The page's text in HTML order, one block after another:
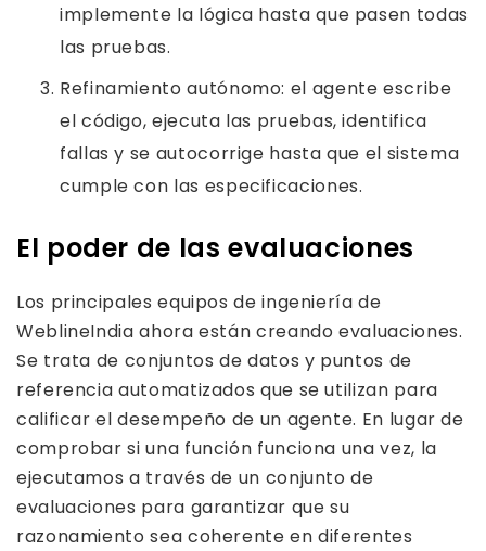
implemente la lógica hasta que pasen todas
las pruebas.
Refinamiento autónomo: el agente escribe
el código, ejecuta las pruebas, identifica
fallas y se autocorrige hasta que el sistema
cumple con las especificaciones.
El poder de las evaluaciones
Los principales equipos de ingeniería de
WeblineIndia ahora están creando evaluaciones.
Se trata de conjuntos de datos y puntos de
referencia automatizados que se utilizan para
calificar el desempeño de un agente. En lugar de
comprobar si una función funciona una vez, la
ejecutamos a través de un conjunto de
evaluaciones para garantizar que su
razonamiento sea coherente en diferentes